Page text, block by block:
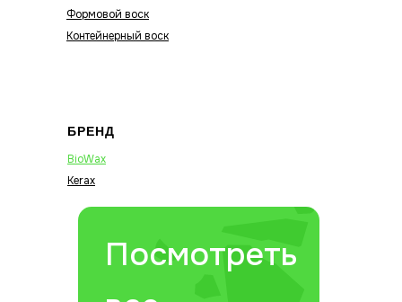
Формовой воск
Контейнерный воск
БРЕНД
BioWax
Kerax
Посмотреть